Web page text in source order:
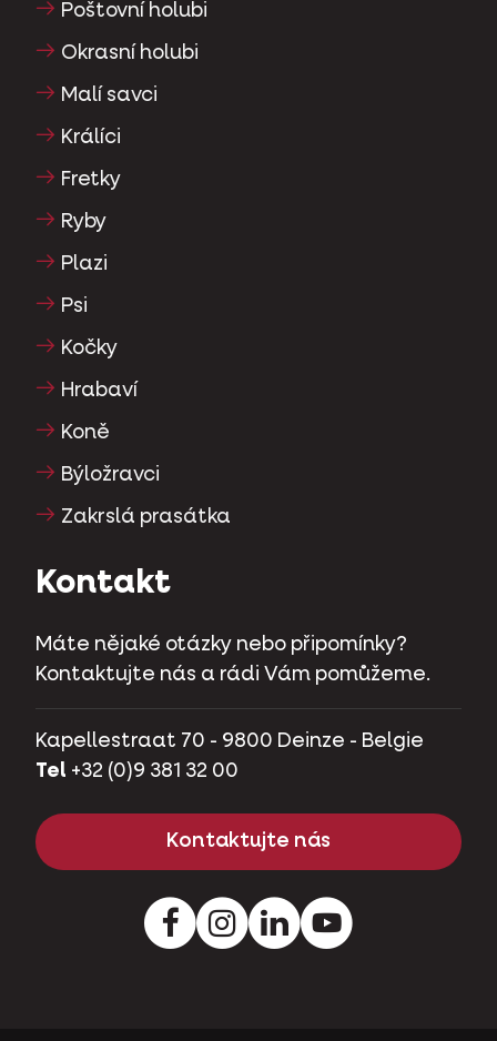
Poštovní holubi
Okrasní holubi
Malí savci
Králíci
Fretky
Ryby
Plazi
Psi
Kočky
Hrabaví
Koně
Býložravci
Zakrslá prasátka
Kontakt
Máte nějaké otázky nebo připomínky?
Kontaktujte nás a rádi Vám pomůžeme.
Kapellestraat 70 - 9800 Deinze - Belgie
Tel +32 (0)9 381 32 00
Kontaktujte nás
FacebookInstagramLinkedInYoutube